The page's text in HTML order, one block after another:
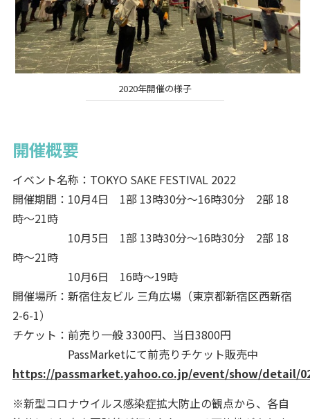
2020年開催の様子
開催概要
イベント名称：TOKYO SAKE FESTIVAL 2022
開催期間：10月4日 1部 13時30分～16時30分 2部 18
時～21時
10月5日 1部 13時30分～16時30分 2部 18
時～21時
10月6日 16時～19時
開催場所：新宿住友ビル 三角広場（東京都新宿区西新宿
2-6-1）
チケット：前売り一般 3300円、当日3800円
PassMarketにて前売りチケット販売中
https://passmarket.yahoo.co.jp/event/show/detail/
※新型コロナウイルス感染症拡大防止の観点から、各自